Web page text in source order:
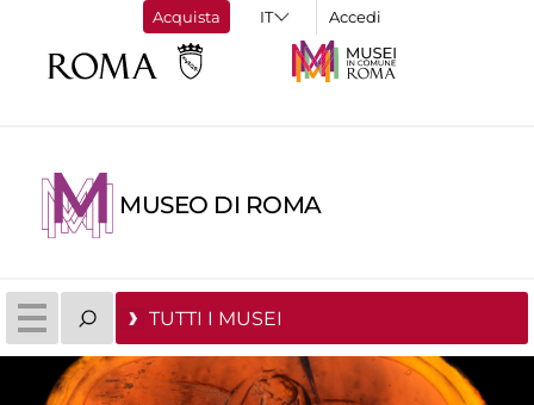
Acquista Accedi
MUSEO DI ROMA
TUTTI I MUSEI